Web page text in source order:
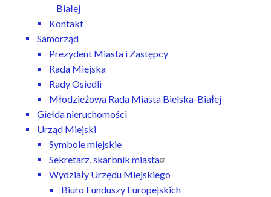
Białej
Kontakt
Samorząd
Prezydent Miasta i Zastępcy
Rada Miejska
Rady Osiedli
Młodzieżowa Rada Miasta Bielska-Białej
Giełda nieruchomości
Urząd Miejski
Symbole miejskie
Sekretarz, skarbnik miasta
Wydziały Urzędu Miejskiego
Biuro Funduszy Europejskich